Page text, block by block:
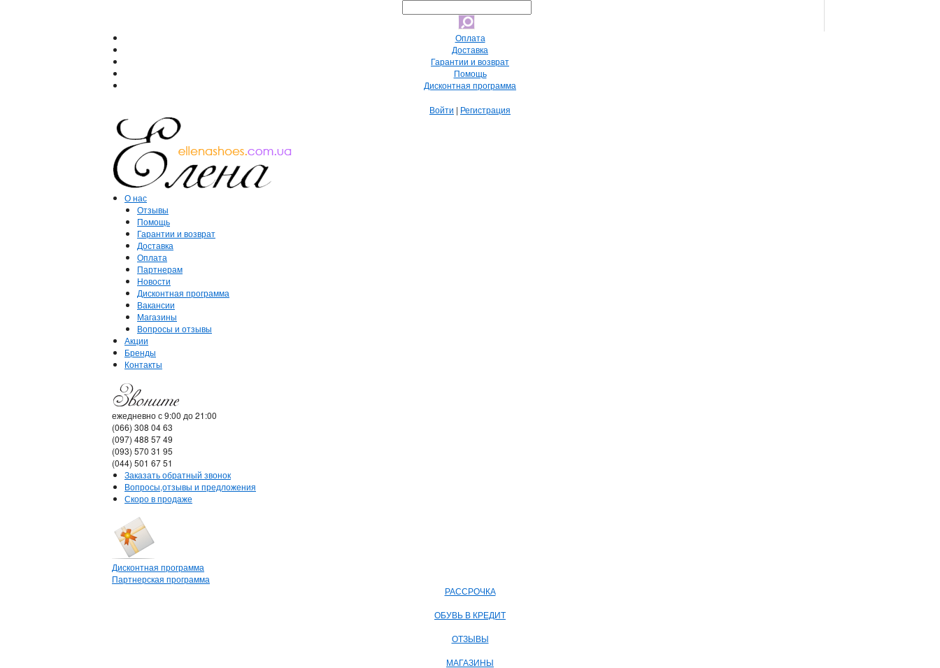
Оплата
Доставка
Гарантии и возврат
Помощь
Дисконтная программа
Войти | Регистрация
О нас
Отзывы
Помощь
Гарантии и возврат
Доставка
Оплата
Партнерам
Новости
Дисконтная программа
Вакансии
Магазины
Вопросы и отзывы
Акции
Бренды
Контакты
ежедневно с 9:00 до 21:00
(066) 308 04 63
(097) 488 57 49
(093) 570 31 95
(044) 501 67 51
Заказать обратный звонок
Вопросы,отзывы и предложения
Скоро в продаже
Дисконтная программа
Партнерская программа
РАССРОЧКА
ОБУВЬ В КРЕДИТ
ОТЗЫВЫ
МАГАЗИНЫ